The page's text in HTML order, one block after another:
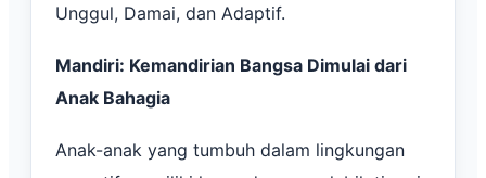
Unggul, Damai, dan Adaptif.
Mandiri: Kemandirian Bangsa Dimulai dari
Anak Bahagia
Anak-anak yang tumbuh dalam lingkungan